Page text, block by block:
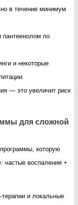
в течение минимум
по
и некоторые
— это увеличит риск
для сложной
которую
частые воспаления +
и локальные